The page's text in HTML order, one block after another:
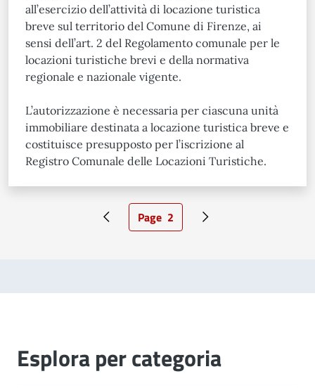
all’esercizio dell’attività di locazione turistica
breve sul territorio del Comune di Firenze, ai
sensi dell’art. 2 del Regolamento comunale per le
locazioni turistiche brevi e della normativa
regionale e nazionale vigente.
L’autorizzazione è necessaria per ciascuna unità
immobiliare destinata a locazione turistica breve e
costituisce presupposto per l’iscrizione al
Registro Comunale delle Locazioni Turistiche.
Pagina precedente
Pagina attuale
Page 2 Pagina successiva
Esplora per categoria